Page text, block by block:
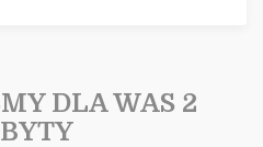
DLA WAS 2